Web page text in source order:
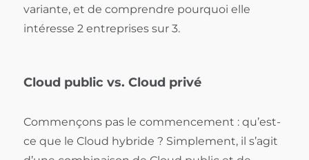
variante, et de comprendre pourquoi elle
intéresse 2 entreprises sur 3.
Cloud public vs. Cloud privé
Commençons pas le commencement : qu’est-
ce que le Cloud hybride ? Simplement, il s’agit